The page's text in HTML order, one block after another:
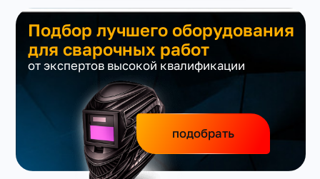
Подбор лучшего оборудования
для сварочных работ
от экспертов высокой квалификации
подобрать